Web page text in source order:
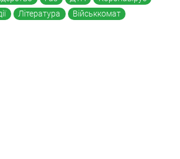
Література Військкомат